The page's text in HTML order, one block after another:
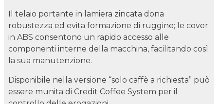
Il telaio portante in lamiera zincata dona
robustezza ed evita formazione di ruggine; le cover
in ABS consentono un rapido accesso alle
componenti interne della macchina, facilitando così
la sua manutenzione.
Disponibile nella versione “solo caffè a richiesta” può
essere munita di Credit Coffee System per il